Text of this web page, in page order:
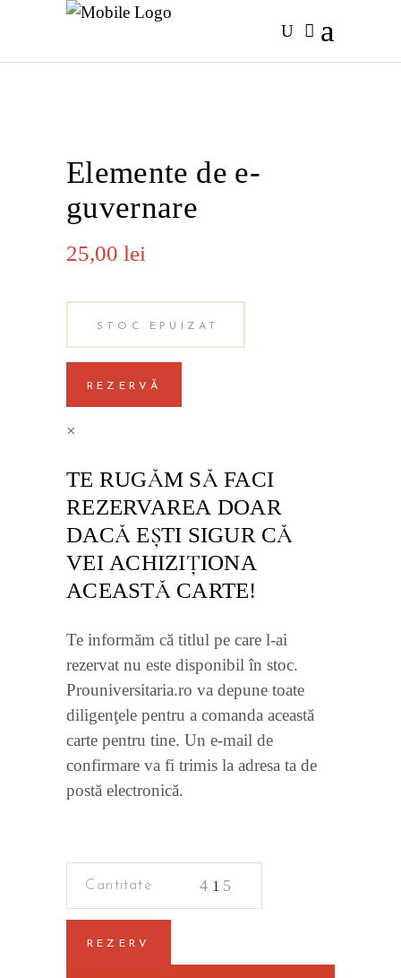
Elemente de e-
guvernare
25,00 lei
STOC EPUIZAT
REZERVĂ
×
TE RUGĂM SĂ FACI
REZERVAREA DOAR
DACĂ EŞTI SIGUR CĂ
VEI ACHIZIŢIONA
ACEASTĂ CARTE!
Te informăm că titlul pe care l-ai
rezervat nu este disponibil în stoc.
Prouniversitaria.ro va depune toate
diligenţele pentru a comanda această
carte pentru tine. Un e-mail de
confirmare va fi trimis la adresa ta de
postă electronică.
REZERV